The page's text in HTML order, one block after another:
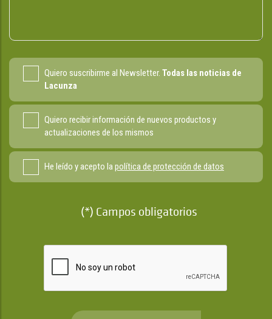
Quiero suscribirme al Newsletter. Todas las noticias de
Lacunza
Quiero recibir información de nuevos productos y
actualizaciones de los mismos
He leído y acepto lapolítica de protección de datos
(*) Campos obligatorios